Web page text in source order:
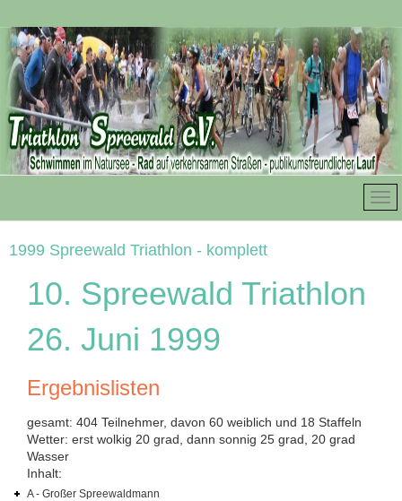
1999 Spreewald Triathlon - komplett
10. Spreewald Triathlon
26. Juni 1999
Ergebnislisten
gesamt: 404 Teilnehmer, davon 60 weiblich und 18 Staffeln
Wetter: erst wolkig 20 grad, dann sonnig 25 grad, 20 grad
Wasser
Inhalt:
A - Großer Spreewaldmann